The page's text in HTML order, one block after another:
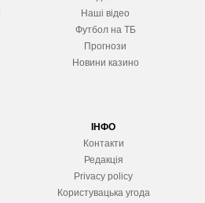
Наші відео
Футбол на ТБ
Прогнози
Новини казино
ІНФО
Контакти
Редакція
Privacy policy
Користувацька угода